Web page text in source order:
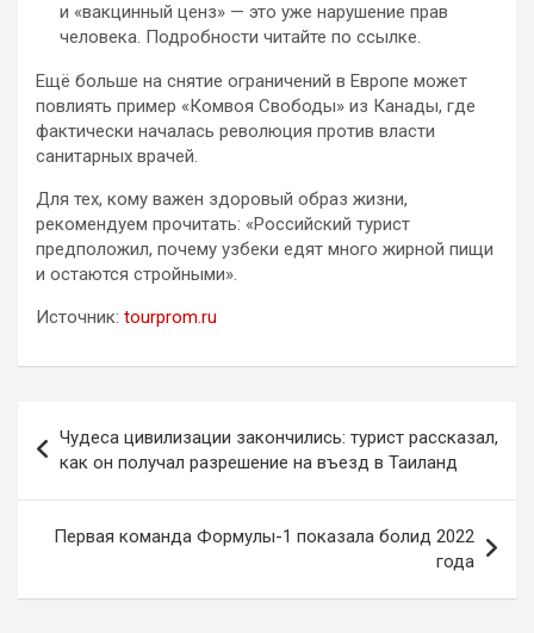
и «вакцинный ценз» — это уже нарушение прав
человека. Подробности читайте по ссылке.
Ещё больше на снятие ограничений в Европе может
повлиять пример «Комвоя Свободы» из Канады, где
фактически началась революция против власти
санитарных врачей.
Для тех, кому важен здоровый образ жизни,
рекомендуем прочитать: «Российский турист
предположил, почему узбеки едят много жирной пищи
и остаются стройными».
Источник: tourprom.ru
по
записям
Чудеса цивилизации закончились: турист рассказал,
как он получал разрешение на въезд в Таиланд
Первая команда Формулы-1 показала болид 2022
года